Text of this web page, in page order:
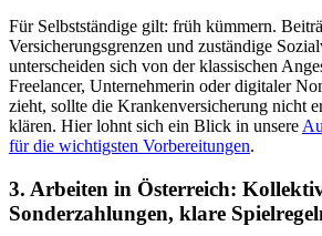
Für Selbstständige gilt: früh kümmern.
Versicherungsgrenzen und zuständige
unterscheiden sich von der klassischen
Freelancer, Unternehmerin oder digitaler
zieht, sollte die Krankenversicherung nicht
klären. Hier lohnt sich ein Blick in unsere
für die wichtigsten Vorbereitungen.
3. Arbeiten in Österreich:
Sonderzahlungen, klare